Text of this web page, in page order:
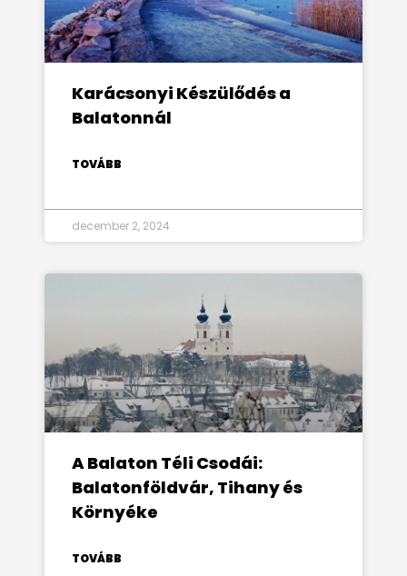
Karácsonyi Készülődés a
Balatonnál
TOVÁBB
december 2, 2024
A Balaton Téli Csodái:
Balatonföldvár, Tihany és
Környéke
TOVÁBB